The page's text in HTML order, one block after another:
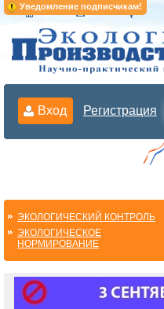
Уведомление подписчикам!
Вход Регистрация
ЭКОЛОГИЧЕСКИЙ КОНТРОЛЬ
ЭКОЛОГИЧЕСКОЕ
НОРМИРОВАНИЕ